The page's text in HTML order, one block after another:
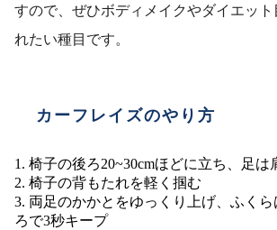
すので、ぜひボディメイクやダイエット
れたい種目です。
カーフレイズのやり方
椅子の後ろ20~30cmほどに立ち、足は
椅子の背もたれを軽く掴む
両足のかかとをゆっくり上げ、ふくら
ろで3秒キープ